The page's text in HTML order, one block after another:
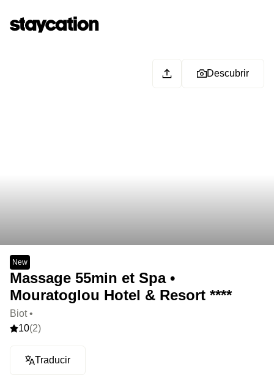
Descubrir
New
Massage 55min et Spa •
Mouratoglou Hotel & Resort ****
Biot •
10(2)
Traducir